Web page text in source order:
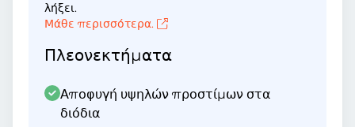
λήξει.
Μάθε περισσότερα.
Πλεονεκτήματα
Αποφυγή υψηλών προστίμων στα
διόδια